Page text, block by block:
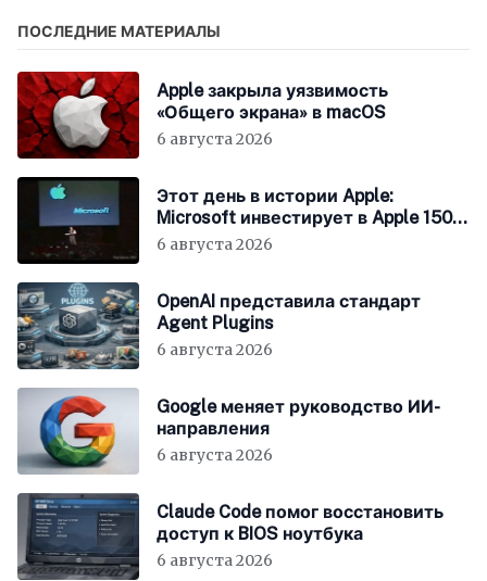
ПОСЛЕДНИЕ МАТЕРИАЛЫ
Apple закрыла уязвимость
«Общего экрана» в macOS
6 августа 2026
Этот день в истории Apple:
Microsoft инвестирует в Apple 150
миллионов долларов
6 августа 2026
OpenAI представила стандарт
Agent Plugins
6 августа 2026
Google меняет руководство ИИ-
направления
6 августа 2026
Claude Code помог восстановить
доступ к BIOS ноутбука
6 августа 2026